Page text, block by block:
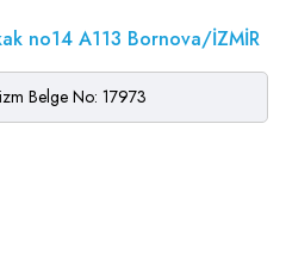
no14 A113 Bornova/İZMİR
Belge No: 17973